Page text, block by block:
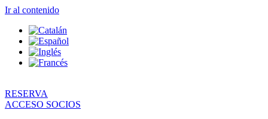
Ir al contenido
RESERVA
ACCESO SOCIOS